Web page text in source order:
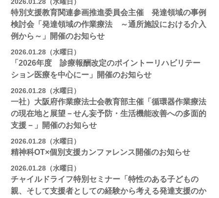
特別支援教育関連参画推進委員会主催 発達領域の事例
検討会「発達領域の作業療法 ～通所施設における介入
例から～」開催のお知らせ
2026.01.28（水曜日）
「2026年度 診療報酬改定のポイントーリハビリテー
ション医療を中心にー」開催のお知らせ
2026.01.28（水曜日）
一社）大阪府作業療法士会教育部主催「循環器作業療法
の現在地と展望－せん妄予防・生活機能改善への多面的
支援－」開催のお知らせ
2026.01.28（水曜日）
精神科OT×個別支援カンファレンス開催のお知らせ
2026.01.28（水曜日）
チャイルドライフ特別セミナー「特性のある子どもの
親、そして支援者としての経験から考える発達支援のか